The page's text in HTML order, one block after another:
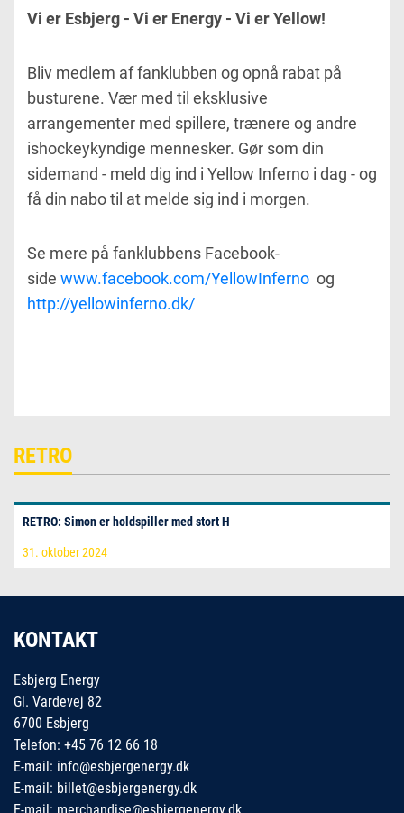
Vi er Esbjerg - Vi er Energy - Vi er Yellow!
Bliv medlem af fanklubben og opnå rabat på
busturene. Vær med til eksklusive
arrangementer med spillere, trænere og andre
ishockeykyndige mennesker. Gør som din
sidemand - meld dig ind i Yellow Inferno i dag - og
få din nabo til at melde sig ind i morgen.
Se mere på fanklubbens Facebook-
side www.facebook.com/YellowInferno og
http://yellowinferno.dk/
RETRO
RETRO: Simon er holdspiller med stort H
31. oktober 2024
KONTAKT
Esbjerg Energy
Gl. Vardevej 82
6700 Esbjerg
Telefon: +45 76 12 66 18
E-mail: info@esbjergenergy.dk
E-mail: billet@esbjergenergy.dk
E-mail: merchandise@esbjergenergy.dk